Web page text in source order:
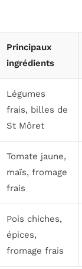
Principaux
ingrédients
Légumes
frais, billes de
St Môret
Tomate jaune,
maïs, fromage
frais
Pois chiches,
épices,
fromage frais